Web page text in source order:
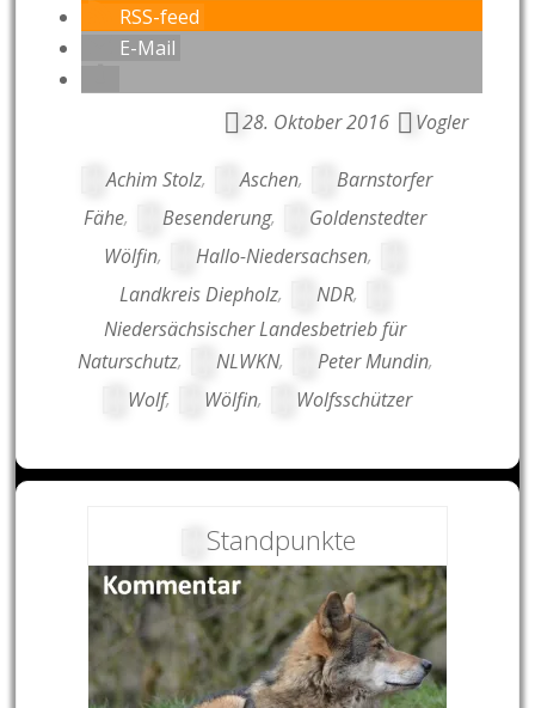
RSS-feed
E-Mail
28. Oktober 2016 Vogler
Achim Stolz, Aschen,
Barnstorfer
Fähe, Besenderung,
Goldenstedter
Wölfin, Hallo-Niedersachsen,
Landkreis Diepholz, NDR,
Niedersächsischer Landesbetrieb für
Naturschutz, NLWKN, Peter Mundin,
Wolf, Wölfin, Wolfsschützer
Standpunkte